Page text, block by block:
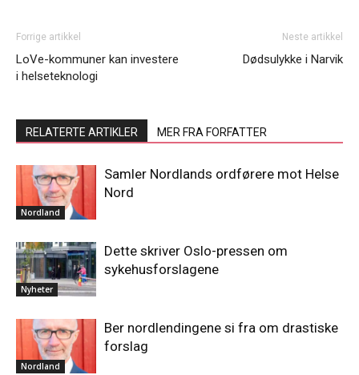
Forrige artikkel
LoVe-kommuner kan investere
i helseteknologi
Neste artikkel
Dødsulykke i Narvik
RELATERTE ARTIKLER MER FRA FORFATTER
Nordland
Samler Nordlands ordførere mot Helse
Nord
Nyheter
Dette skriver Oslo-pressen om
sykehusforslagene
Nordland
Ber nordlendingene si fra om drastiske
forslag